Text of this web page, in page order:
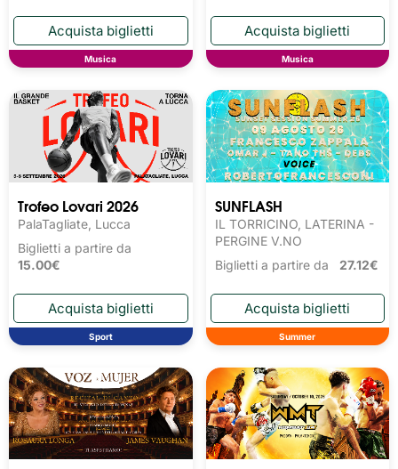
Musica Musica
Trofeo Lovari 2026
PalaTagliate, Lucca
Biglietti a partire da
15.00€
Sport
SUNFLASH
IL TORRICINO, LATERINA -
PERGINE V.NO
Biglietti a partire da 27.12€
Summer